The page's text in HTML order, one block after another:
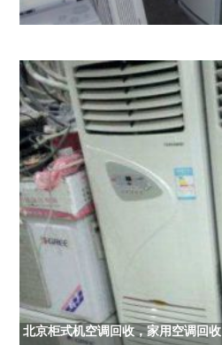
北京柜式机空调回收，家用空调回收